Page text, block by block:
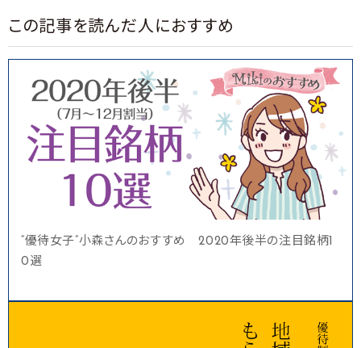
この記事を読んだ人におすすめ
“優待女子”小森さんのおすすめ 2020年後半の注目銘柄1
0選